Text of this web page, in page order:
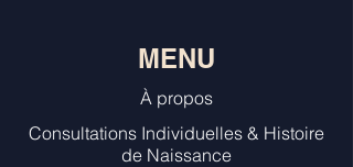
MENU
À propos
Consultations Individuelles & Histoire
de Naissance